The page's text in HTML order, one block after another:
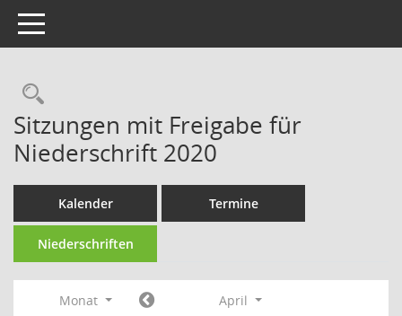
Toggle navigation
Rechercheauswahl
Sitzungen mit Freigabe für
Niederschrift 2020
Kalender Termine
Niederschriften
Monat
April